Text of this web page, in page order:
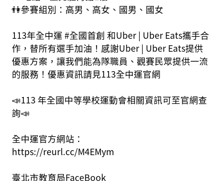
👫參賽組別：高男、高女、國男、國女
113年全中運 #全國首創 和Uber | Uber Eats攜手合
作，替所有選手加油！感謝Uber | Uber Eats提供
優惠方案，讓我們能為隊職員、觀賽民眾提供一流
的服務！優惠資訊請見113全中運官網
📣113 年全國中等學校運動會相關資訊可至官網查
詢📣
全中運官方網站：
https://reurl.cc/M4EMym
臺北市教育局FaceBook